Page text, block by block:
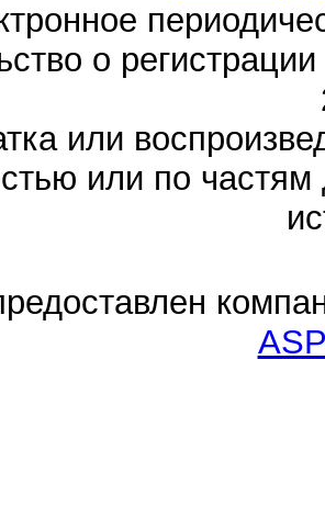
о
или
или по частям